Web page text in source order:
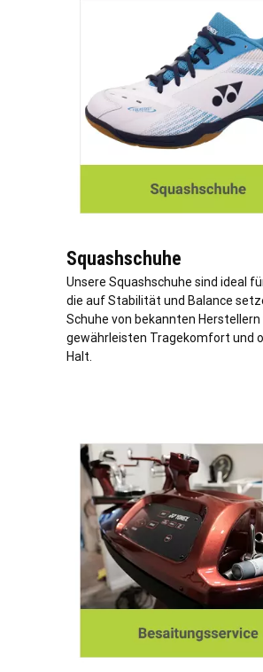
Squashschuhe
Unsere Squashschuhe sind ideal
die auf Stabilität und Balance
Schuhe von bekannten
gewährleisten Tragekomfort und
Halt.